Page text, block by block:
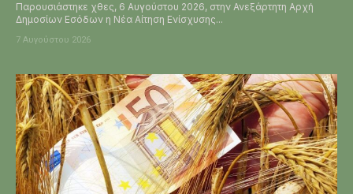
Παρουσιάστηκε χθες, 6 Αυγούστου 2026, στην Ανεξάρτητη Αρχή
Δημοσίων Εσόδων η Νέα Αίτηση Ενίσχυσης...
7 Αυγούστου 2026